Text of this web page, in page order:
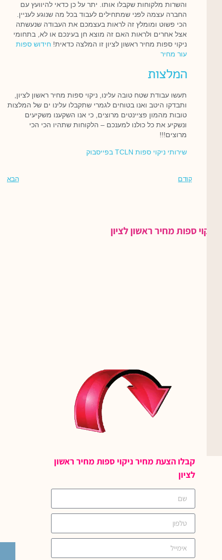
והשרות מלקוחות שקבלו אותו. יתר על כן כדאי להיוועץ עם
החברה עצמה לפני שמתחילים לעבוד בכל מה שנוגע לעניין.
הכי פשוט ומומלץ זה לראות בעצמכם את העבודה שנעשתה
אצל אחרים ולראות האם זה מוצא חן בעינכם או לא, בתחומי
ניקוי ספות מחיר ראשון לציון זו המלצה כדאית! חידוש ספות
עור מחיר
המלצות
תעשו עבודת שטח טובה עלינו, ניקוי ספות מחיר ראשון לציון,
ותבדקו היטב ואנו בטוחים לגמרי שתקבלו עלינו ים של המלצות
טובות מהמון פציינטים מרוצים, כי אנו השקענו משקיעים
ונשקיע את כל כולנו למענכם – הלקוחות שתהיו הכי הכי
מרוצים!!!
שירותי ניקוי ספות TCLN בפייסבוק
קודם הבא
ניקוי ספות מחיר ראשון לציון
קבלו הצעת מחיר ניקוי ספות מחיר ראשון
לציון